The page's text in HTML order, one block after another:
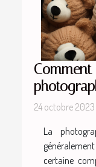
24 octobre 2023
La
certaine